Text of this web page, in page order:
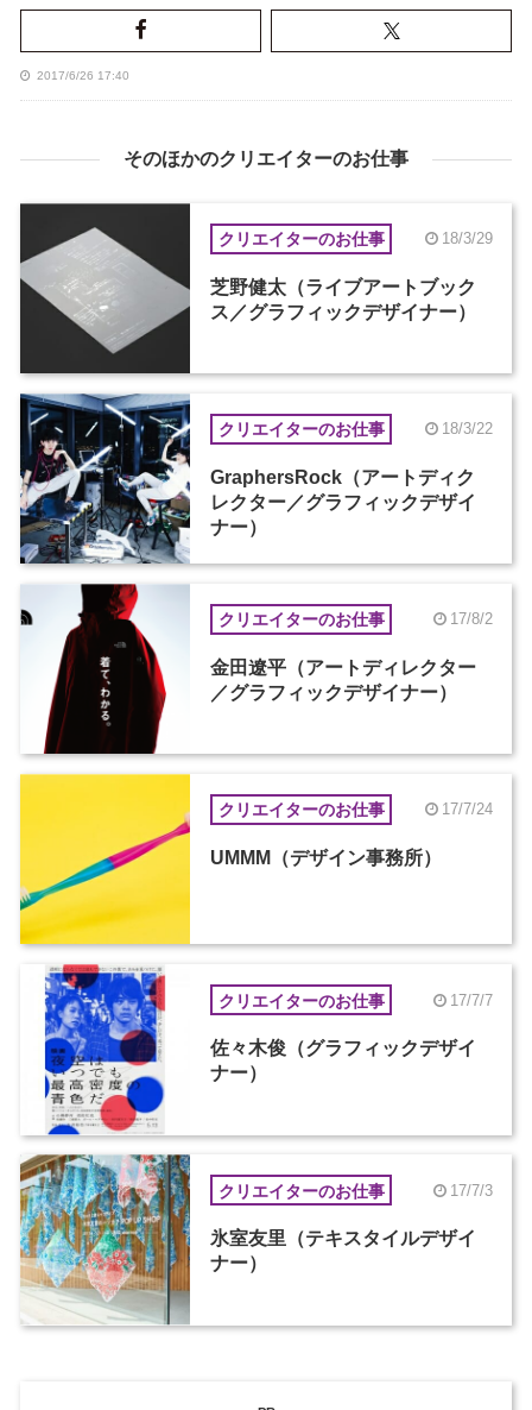
2017/6/26 17:40
そのほかのクリエイターのお仕事
クリエイターのお仕事 18/3/29
芝野健太（ライブアートブック
ス／グラフィックデザイナー）
クリエイターのお仕事 18/3/22
GraphersRock（アートディク
レクター／グラフィックデザイ
ナー）
クリエイターのお仕事 17/8/2
金田遼平（アートディレクター
／グラフィックデザイナー）
クリエイターのお仕事 17/7/24
UMMM（デザイン事務所）
クリエイターのお仕事 17/7/7
佐々木俊（グラフィックデザイ
ナー）
クリエイターのお仕事 17/7/3
氷室友里（テキスタイルデザイ
ナー）